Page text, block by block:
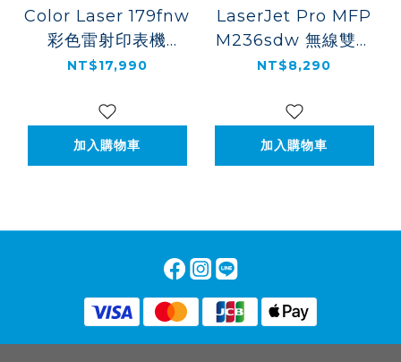
Color Laser 179fnw
彩色雷射印表機
(4ZB97A)
NT$17,990
加入購物車
LaserJet Pro MFP
M236sdw 無線雙面
雷射複合機
NT$8,290
加入購物車